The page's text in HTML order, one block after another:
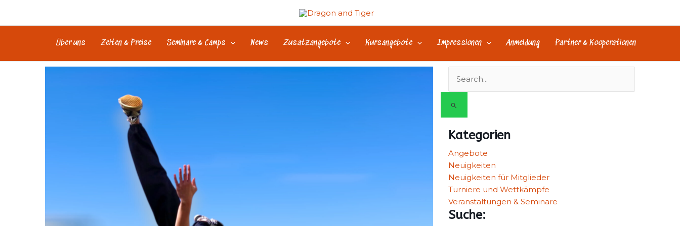
Über uns
Zeiten & Preise Seminare & Camps News Zusatzangebote Kursangebote Impressionen Anmeldung Partner & Kooperationen
Suchen
nach:
Kategorien
Angebote
Neuigkeiten
Neuigkeiten für Mitglieder
Turniere und Wettkämpfe
Veranstaltungen & Seminare
Suche: